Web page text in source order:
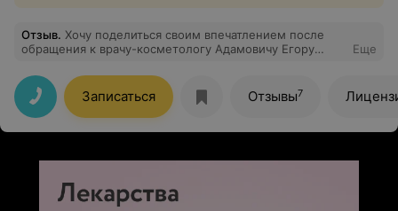
Отзыв. Хочу поделиться своим впечатлением после
обращения к врачу-косметологу Адамовичу Егору
увеличением губ и я долго сомневалась, стоит ли
снова пробовать. Но, решившись на процедуру,
осталась очень довольна! Все прошло абсолютно
безболезненно, что для меня было настоящим
открытием!!! Результат мне очень понравился — губы
спасибо Егору Георгиевичу за его мастерство!!!
Еще
Записаться Отзывы7